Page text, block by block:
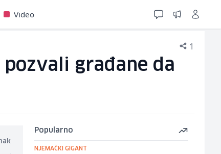
Video
1
pozvali građane da
Popularno
NJEMAČKI GIGANT